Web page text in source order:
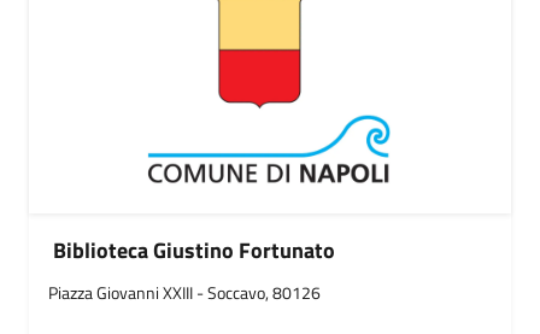
Biblioteca Giustino Fortunato
Piazza Giovanni XXIII - Soccavo, 80126